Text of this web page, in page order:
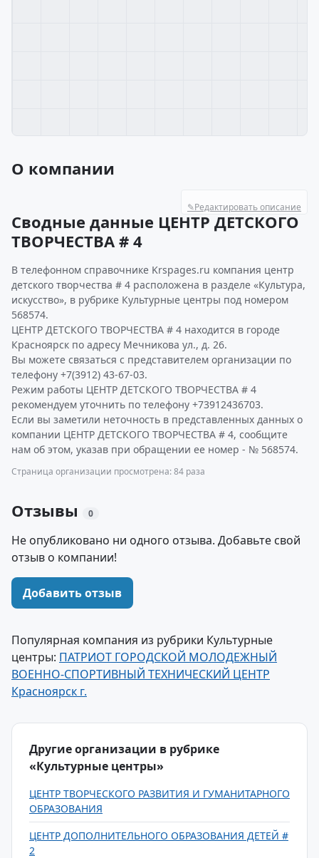
О компании
✎Редактировать описание
Сводные данные ЦЕНТР ДЕТСКОГО
ТВОРЧЕСТВА # 4
В телефонном справочнике Krspages.ru компания центр
детского творчества # 4 расположена в разделе «Культура,
искусство», в рубрике Культурные центры под номером
568574.
ЦЕНТР ДЕТСКОГО ТВОРЧЕСТВА # 4 находится в городе
Красноярск по адресу Мечникова ул., д. 26.
Вы можете связаться с представителем организации по
телефону +7(3912) 43-67-03.
Режим работы ЦЕНТР ДЕТСКОГО ТВОРЧЕСТВА # 4
рекомендуем уточнить по телефону +73912436703.
Если вы заметили неточность в представленных данных о
компании ЦЕНТР ДЕТСКОГО ТВОРЧЕСТВА # 4, сообщите
нам об этом, указав при обращении ее номер - № 568574.
Страница организации просмотрена: 84 раза
Отзывы 0
Не опубликовано ни одного отзыва. Добавьте свой
отзыв о компании!
Добавить отзыв
Популярная компания из рубрики Культурные
центры: ПАТРИОТ ГОРОДСКОЙ МОЛОДЕЖНЫЙ
ВОЕННО-СПОРТИВНЫЙ ТЕХНИЧЕСКИЙ ЦЕНТР
Красноярск г.
Другие организации в рубрике
«Культурные центры»
ЦЕНТР ТВОРЧЕСКОГО РАЗВИТИЯ И ГУМАНИТАРНОГО
ОБРАЗОВАНИЯ
ЦЕНТР ДОПОЛНИТЕЛЬНОГО ОБРАЗОВАНИЯ ДЕТЕЙ #
2